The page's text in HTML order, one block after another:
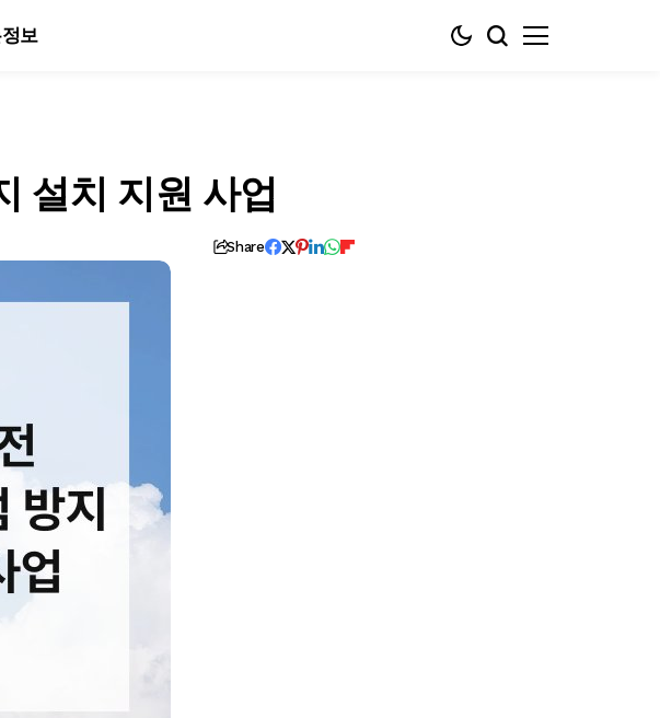
보
설치 지원 사업
Share